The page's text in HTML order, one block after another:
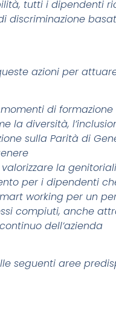
tutti i dipendenti
discriminazione
azioni per
di formazione
la diversità,
sulla Parità di
la
per i dipendenti
working per un
compiuti, anche
dell’azienda
seguenti aree